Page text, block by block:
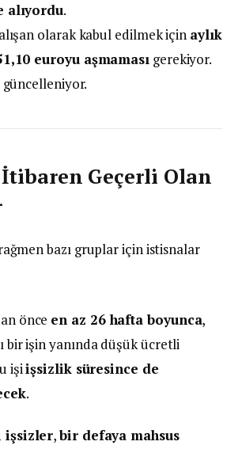
alıyordu.
olarak kabul edilmek için aylık
euroyu aşmaması gerekiyor.
İtibaren Geçerli Olan
bazı gruplar için istisnalar
önce en az 26 hafta boyunca,
bir işin yanında düşük ücretli
işiişsizlik süresince de
.
işsizler,bir defaya mahsus